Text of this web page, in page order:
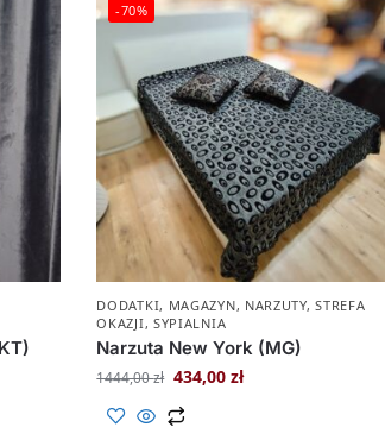
-70%
DODATKI, MAGAZYN, NARZUTY,STREFA
OKAZJI, SYPIALNIA
Narzuta New York (MG)
1444,00zł 434,00zł